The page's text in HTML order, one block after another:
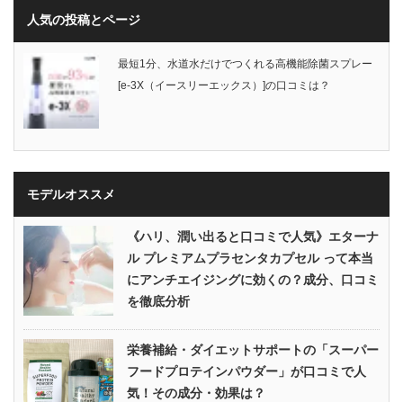
人気の投稿とページ
最短1分、水道水だけでつくれる高機能除菌スプレー
[e-3X（イースリーエックス）]の口コミは？
モデルオススメ
《ハリ、潤い出ると口コミで人気》エターナ
ル プレミアムプラセンタカプセル って本当
にアンチエイジングに効くの？成分、口コミ
を徹底分析
栄養補給・ダイエットサポートの「スーパー
フードプロテインパウダー」が口コミで人
気！その成分・効果は？